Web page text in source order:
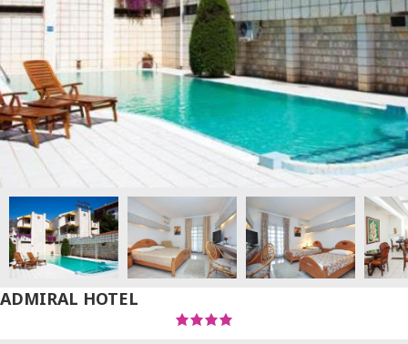
ADMIRAL HOTEL